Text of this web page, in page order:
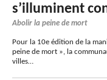
s’illuminent
Abolir la peine de mort
Pour la 10e édition de la
peine de mort », la
villes…